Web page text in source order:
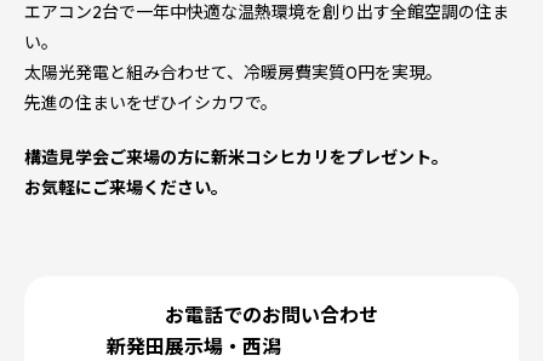
エアコン2台で一年中快適な温熱環境を創り出す全館空調の住ま
い。
太陽光発電と組み合わせて、冷暖房費実質0円を実現。
先進の住まいをぜひイシカワで。
構造見学会ご来場の方に新米コシヒカリをプレゼント。
お気軽にご来場ください。
お電話でのお問い合わせ
新発田展示場・西潟